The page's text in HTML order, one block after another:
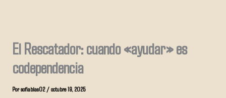
El Rescatador: cuando «ayudar» es
codependencia
Porsofiablas02/octubre 19, 2025